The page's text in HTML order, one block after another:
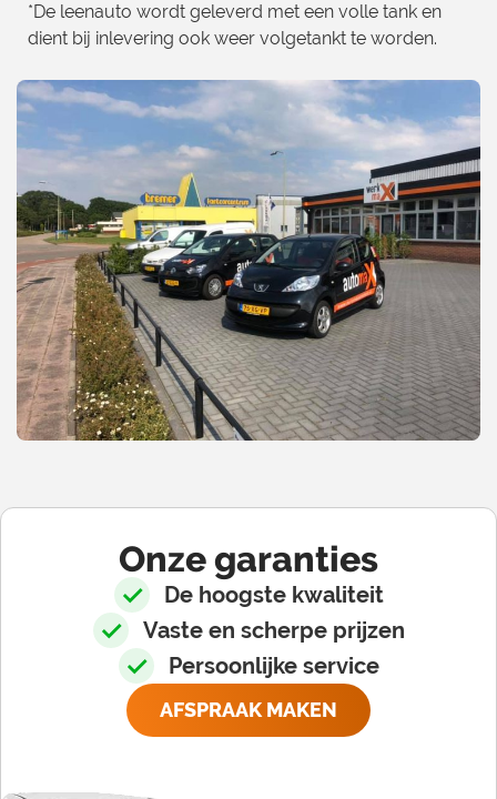
*De leenauto wordt geleverd met een volle tank en
dient bij inlevering ook weer volgetankt te worden.
Onze garanties
De hoogste kwaliteit
Vaste en scherpe prijzen
Persoonlijke service
AFSPRAAK MAKEN